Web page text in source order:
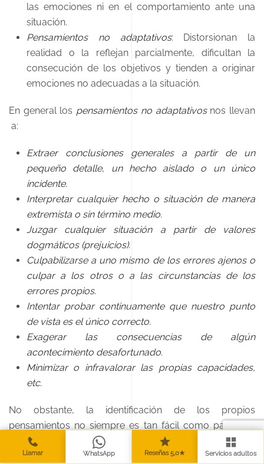
las emociones ni en el comportamiento ante una
situación.
Pensamientos no adaptativos: Distorsionan la
realidad o la reflejan parcialmente, dificultan la
consecución de los objetivos y tienden a originar
emociones no adecuadas a la situación.
En general los pensamientos no adaptativosnos llevan
a:
Extraer conclusiones generales a partir de un
pequeño detalle, un hecho aislado o un único
incidente.
Interpretar cualquier hecho o situación de manera
extremista o sin término medio.
Juzgar cualquier situación a partir de valores
dogmáticos (prejuicios).
Culpabilizarse a uno mismo de los errores ajenos o
culpar a los otros o a las circunstancias de los
errores propios.
Intentar probar continuamente que nuestro punto
de vista es el único correcto.
Exagerar las consecuencias de algún
acontecimiento desafortunado.
Minimizar o infravalorar las propias capacidades,
etc.
No obstante, la identificación de los propios
pensamientos no siempre es tan fácil como parece y,
para algunas personas, conocer los tipos de
pensamientos habituales no es suficiente. Uno mismo no
Llamar WhatsApp Reseñas 5,0★ Servicios adultos